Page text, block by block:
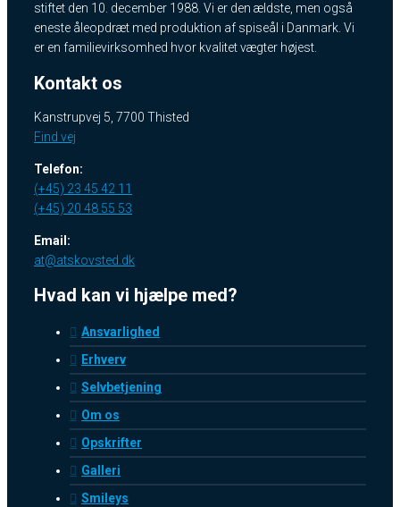
stiftet den 10. december 1988. Vi er den ældste, men også
eneste åleopdræt med produktion af spiseål i Danmark. Vi
er en familievirksomhed hvor kvalitet vægter højest.
Kontakt os
Kanstrupvej 5, 7700 Thisted
Find vej
Telefon:
(+45) 23 45 42 11
(+45) 20 48 55 53
Email:
at@atskovsted.dk
Hvad kan vi hjælpe med?
Ansvarlighed
Erhverv
Selvbetjening
Om os
Opskrifter
Galleri
Smileys